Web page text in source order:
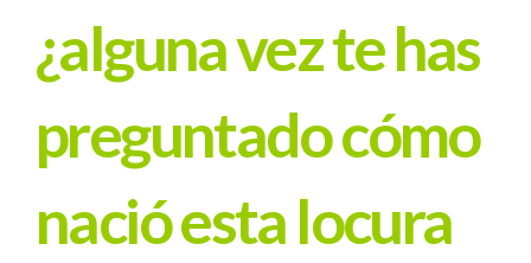
¿alguna vez te has
preguntado cómo
nació esta locura